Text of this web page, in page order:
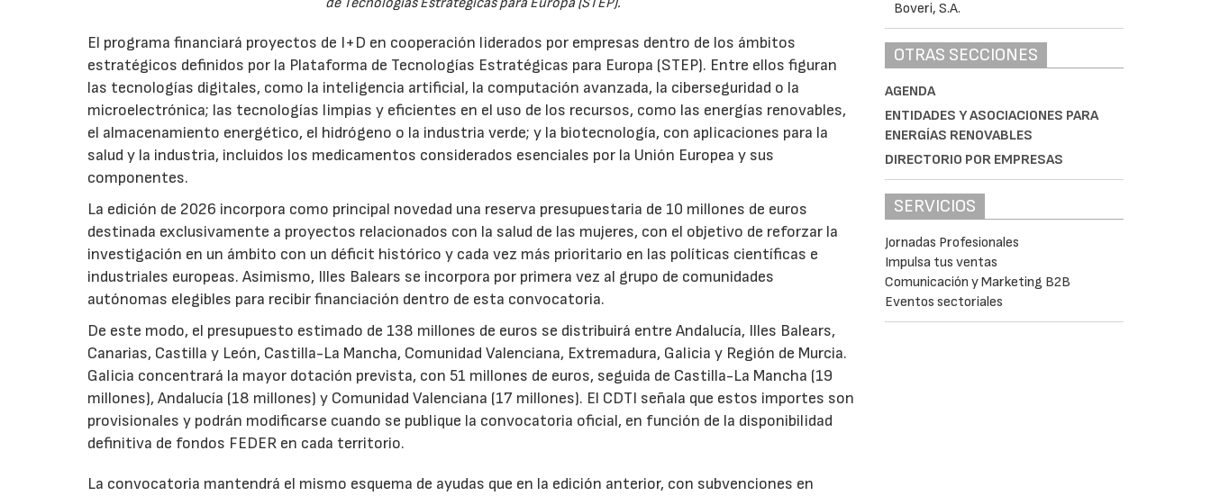
El programa financiará proyectos de I+D en cooperación liderados por empresas dentro de los ámbitos
estratégicos definidos por la Plataforma de Tecnologías Estratégicas para Europa (STEP). Entre ellos figuran
las tecnologías digitales, como la inteligencia artificial, la computación avanzada, la ciberseguridad o la
microelectrónica; las tecnologías limpias y eficientes en el uso de los recursos, como las energías renovables,
el almacenamiento energético, el hidrógeno o la industria verde; y la biotecnología, con aplicaciones para la
salud y la industria, incluidos los medicamentos considerados esenciales por la Unión Europea y sus
componentes.
La edición de 2026 incorpora como principal novedad una reserva presupuestaria de 10 millones de euros
destinada exclusivamente a proyectos relacionados con la salud de las mujeres, con el objetivo de reforzar la
investigación en un ámbito con un déficit histórico y cada vez más prioritario en las políticas científicas e
industriales europeas. Asimismo, Illes Balears se incorpora por primera vez al grupo de comunidades
autónomas elegibles para recibir financiación dentro de esta convocatoria.
De este modo, el presupuesto estimado de 138 millones de euros se distribuirá entre Andalucía, Illes Balears,
Canarias, Castilla y León, Castilla-La Mancha, Comunidad Valenciana, Extremadura, Galicia y Región de Murcia.
Galicia concentrará la mayor dotación prevista, con 51 millones de euros, seguida de Castilla-La Mancha (19
millones), Andalucía (18 millones) y Comunidad Valenciana (17 millones). El CDTI señala que estos importes son
provisionales y podrán modificarse cuando se publique la convocatoria oficial, en función de la disponibilidad
definitiva de fondos FEDER en cada territorio.
La convocatoria mantendrá el mismo esquema de ayudas que en la edición anterior, con subvenciones en
OTRAS SECCIONES
AGENDA
ENTIDADES Y ASOCIACIONES PARA
ENERGÍAS RENOVABLES
DIRECTORIO POR EMPRESAS
SERVICIOS
Jornadas Profesionales
Impulsa tus ventas
Comunicación y Marketing B2B
Eventos sectoriales